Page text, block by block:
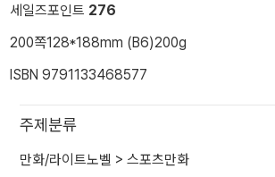
세일즈포인트 276
200쪽128*188mm (B6)200g
ISBN 9791133468577
주제분류
만화/라이트노벨 > 스포츠만화